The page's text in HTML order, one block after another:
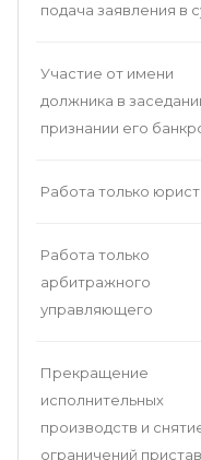
подача заявления в
Участие от имени
должника в
признании его
Работа только
Работа только
арбитражного
управляющего
Прекращение
исполнительных
производств и
ограничений